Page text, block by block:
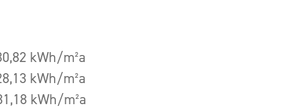
kWh/m²a
kWh/m²a
kWh/m²a